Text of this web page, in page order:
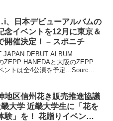
、日本デビューアルバムの
念イベント を12月に東京＆
開催決定！ – スポニチ
JAPAN DEBUT ALBUM
ZEPP HANEDAと大阪のZEPP
トは全4公演を予定...Sourc...
地区信州花き販売推進協議
大学 近畿大学生に「花を
験」を！ 花贈り イベント